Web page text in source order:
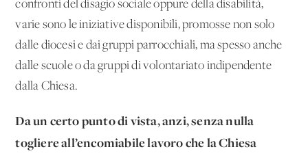
confronti del disagio sociale oppure della disabilità,
varie sono le iniziative disponibili, promosse non solo
dalle diocesi e dai gruppi parrocchiali, ma spesso anche
dalle scuole o da gruppi di volontariato indipendente
dalla Chiesa.
Da un certo punto di vista, anzi, senza nulla
togliere all’encomiabile lavoro che la Chiesa